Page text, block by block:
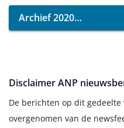
Archief 2020
Disclaimer ANP
De berichten op dit
overgenomen van de